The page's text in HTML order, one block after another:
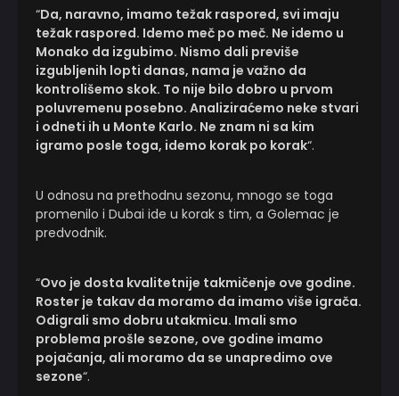
“Da, naravno, imamo težak raspored, svi imaju
težak raspored. Idemo meč po meč. Ne idemo u
Monako da izgubimo. Nismo dali previše
izgubljenih lopti danas, nama je važno da
kontrolišemo skok. To nije bilo dobro u prvom
poluvremenu posebno. Analiziraćemo neke stvari
i odneti ih u Monte Karlo. Ne znam ni sa kim
igramo posle toga, idemo korak po korak“.
U odnosu na prethodnu sezonu, mnogo se toga
promenilo i Dubai ide u korak s tim, a Golemac je
predvodnik.
“Ovo je dosta kvalitetnije takmičenje ove godine.
Roster je takav da moramo da imamo više igrača.
Odigrali smo dobru utakmicu. Imali smo
problema prošle sezone, ove godine imamo
pojačanja, ali moramo da se unapredimo ove
sezone“.